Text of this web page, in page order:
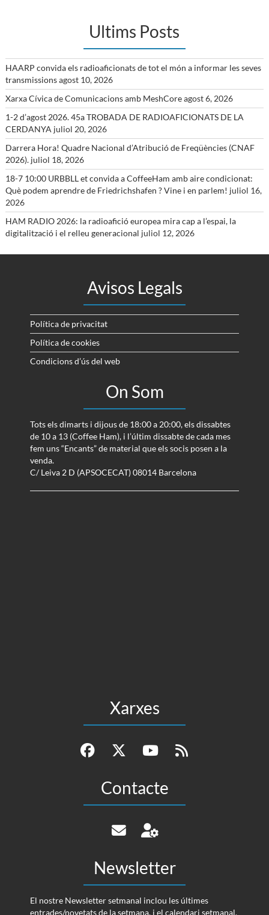
Ultims Posts
HAARP convida els radioaficionats de tot el món a informar les seves
transmissionsagost 10, 2026
Xarxa Cívica de Comunicacions amb MeshCoreagost 6, 2026
1-2 d’agost 2026. 45a TROBADA DE RADIOAFICIONATS DE LA
CERDANYA juliol 20, 2026
Darrera Hora! Quadre Nacional d’Atribució de Freqüències (CNAF
2026). juliol 18, 2026
18-7 10:00 URBBLL et convida a CoffeeHam amb aire condicionat:
Què podem aprendre de Friedrichshafen ? Vine i en parlem! juliol 16,
2026
HAM RADIO 2026: la radioafició europea mira cap a l’espai, la
digitalització i el relleu generacional juliol 12, 2026
Avisos Legals
Política de privacitat
Política de cookies
Condicions d’ús del web
On Som
Tots els dimarts i dijous de 18:00 a 20:00, els dissabtes
de 10 a 13 (Coffee Ham), i l’últim dissabte de cada mes
fem uns “Encants” de material que els socis posen a la
venda.
C/ Leiva 2 D (APSOCECAT) 08014 Barcelona
Xarxes
Contacte
Newsletter
El nostre Newsletter setmanal inclou les últimes
entrades/novetats de la setmana, i el calendari setmanal.